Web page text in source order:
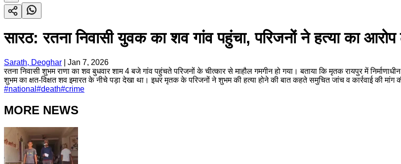
सारठ: रतना निवासी युवक का शव गांव पहुंचा, परिजनों ने हत्या का
Sarath, Deoghar
Jan 7, 2026
रतना निवासी शुभम राणा का शव बुधवार शाम 4 बजे गांव पहुंचते परिजनों के चीत्कार से माहौल गमगीन हो गया। बताया कि मृतक रायपुर में
शुभम का क्षत-विक्षत शव इमारत के नीचे पड़ा देखा था। इधर मृतक के परिजनों ने शुभम की हत्या होने की बात कहते समुचित जांच व कार्रवाई की मांग
#national #death#crime
MORE NEWS